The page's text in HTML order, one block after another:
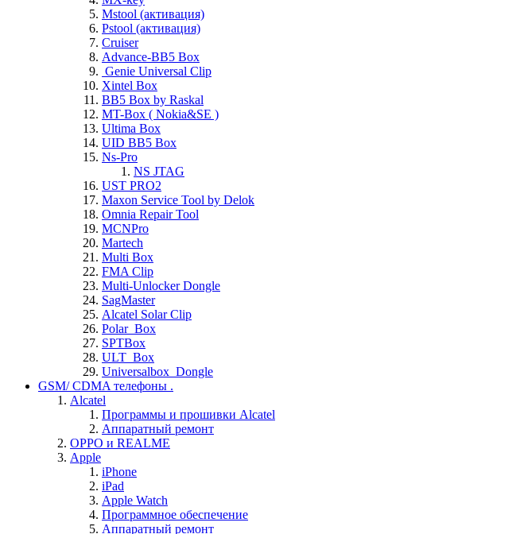
Mstool (активация)
Pstool (активация)
Cruiser
Advance-BB5 Box
Genie Universal Clip
Xintel Box
BB5 Box by Raskal
MT-Box ( Nokia&SE )
Ultima Box
UID BB5 Box
Ns-Pro
NS JTAG
UST PRO2
Maxon Service Tool by Delok
Omnia Repair Tool
MCNPro
Martech
Multi Box
FMA Clip
Multi-Unlocker Dongle
SagMaster
Alcatel Solar Clip
Polar_Box
SPTBox
ULT_Box
Universalbox_Dongle
GSM/ CDMA телефоны .
Alcatel
Программы и прошивки Alcatel
Аппаратный ремонт
OPPO и REALME
Apple
iPhone
iPad
Apple Watch
Программное обеспечение
Аппаратный ремонт